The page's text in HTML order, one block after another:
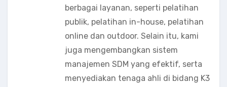
berbagai layanan, seperti pelatihan
publik, pelatihan in-house, pelatihan
online dan outdoor. Selain itu, kami
juga mengembangkan sistem
manajemen SDM yang efektif, serta
menyediakan tenaga ahli di bidang K3